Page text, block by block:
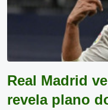
Real Madrid
revela plano